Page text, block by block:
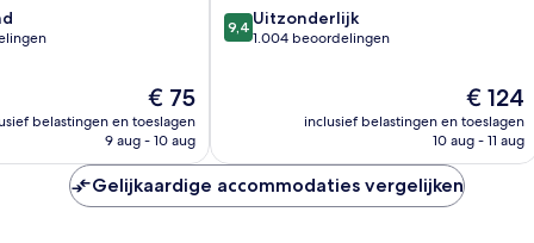
De
prijs
is
€ 75
belastingen en toeslagen
9 aug - 10 aug
9.4
van
beoordelingen
9,4 Uitzonderlijk
1.004 beoordelingen
De
prijs
is
€ 124
inclusief belastingen en toeslagen
10 aug - 11 aug
Gelijkaardige accommodaties vergelijken